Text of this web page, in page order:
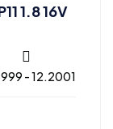
1.8 16V
- 12.2001